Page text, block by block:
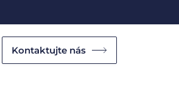
Kontaktujte nás